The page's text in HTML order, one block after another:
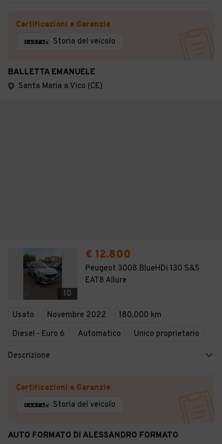
Certificazioni e Garanzie
Storia del veicolo
BALLETTA EMANUELE
Santa Maria a Vico (CE)
10
€ 12.800
Peugeot 3008 BlueHDi 130 S&S
EAT8 Allure
Usato Novembre 2022
180.000 km
Diesel - Euro 6
Automatico Unico proprietario
Descrizione
Certificazioni e Garanzie
Storia del veicolo
AUTO FORMATO DI ALESSANDRO FORMATO